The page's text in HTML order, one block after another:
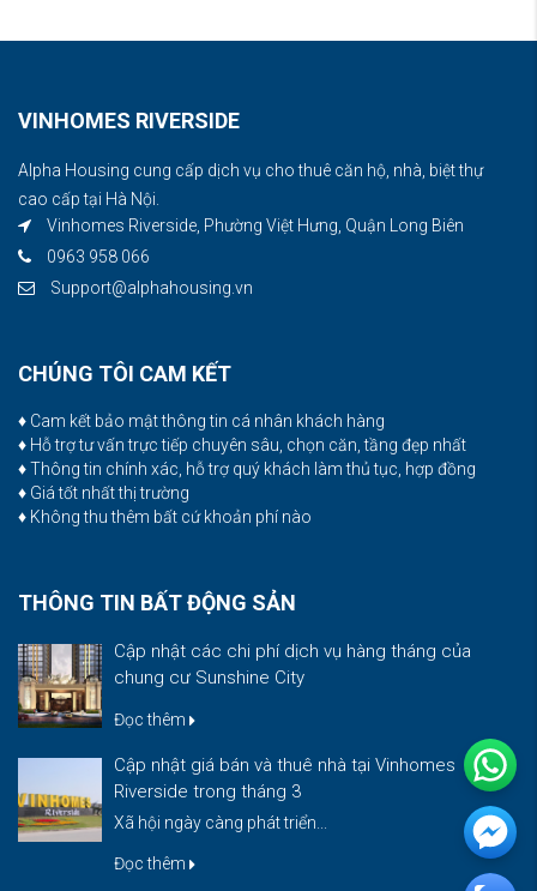
VINHOMES RIVERSIDE
Alpha Housing cung cấp dịch vụ cho thuê căn hộ, nhà, biệt thự
cao cấp tại Hà Nội.
Vinhomes Riverside, Phường Việt Hưng, Quận Long Biên
0963 958 066
Support@alphahousing.vn
CHÚNG TÔI CAM KẾT
♦ Cam kết bảo mật thông tin cá nhân khách hàng
♦ Hỗ trợ tư vấn trực tiếp chuyên sâu, chọn căn, tầng đẹp nhất
♦ Thông tin chính xác, hỗ trợ quý khách làm thủ tục, hợp đồng
♦ Giá tốt nhất thị trường
♦ Không thu thêm bất cứ khoản phí nào
THÔNG TIN BẤT ĐỘNG SẢN
Cập nhật các chi phí dịch vụ hàng tháng của
chung cư Sunshine City
Đọc thêm
Cập nhật giá bán và thuê nhà tại Vinhomes
Riverside trong tháng 3
Xã hội ngày càng phát triển...
Đọc thêm